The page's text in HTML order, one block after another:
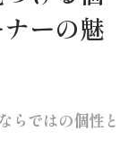
たな自分の魅
トレーナー
ーの魅
らではの個性と